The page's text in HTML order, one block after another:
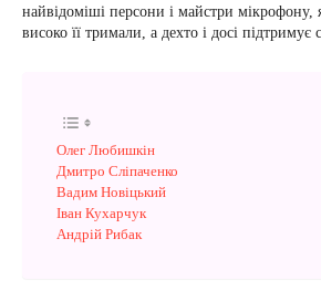
найвідоміші персони і майстри мікрофону,
високо її тримали, а дехто і досі підтримує
Олег Любишкін
Дмитро Сліпаченко
Вадим Новіцький
Іван Кухарчук
Андрій Рибак